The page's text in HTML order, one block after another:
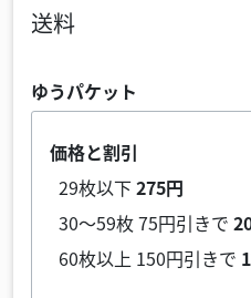
送料
ゆうパケット
価格と割引
29枚以下275円
30～59枚 75円引きで
60枚以上 150円引きで